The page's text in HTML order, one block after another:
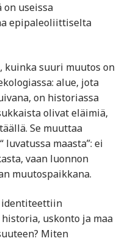
useissa
epipaleoliittiselta
kuinka suuri muutos on
alue, jota
on historiassa
olivat eläimiä,
Se muuttaa
maasta”: ei
vaan luonnon
muutospaikkana.
identiteettiin
uskonto ja maa
Miten